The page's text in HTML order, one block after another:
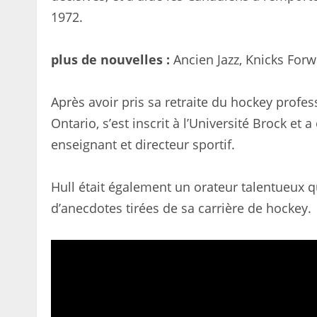
1972.
plus de nouvelles : Ancien Jazz, Knicks
Après avoir pris sa retraite du hockey
Ontario, s’est inscrit à l’Université Brock
enseignant et directeur sportif.
Hull était également un orateur talentueux
d’anecdotes tirées de sa carrière de hockey.